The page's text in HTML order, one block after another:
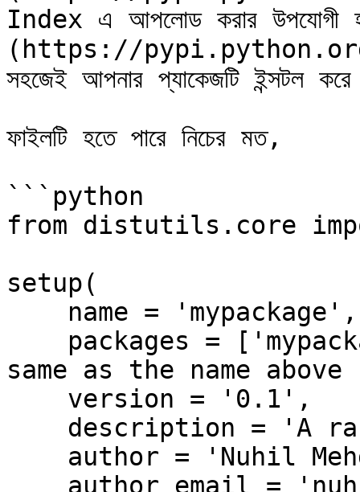
Index এ আপলোড করার উপযোগী
(https://
সহজেই আপনার প্যাকেজটি ইন্সটল করে
ফাইলটি হতে পারে নিচের মত,
```python
from distutils.core
setup(
same as the name above